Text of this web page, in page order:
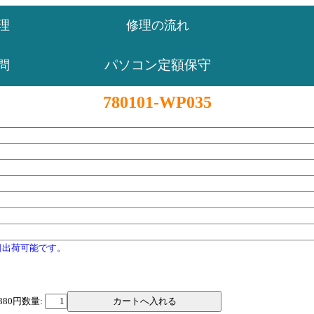
修理の流れ
パソコン定額保守
780101-WP035
荷可能です。
円数量: